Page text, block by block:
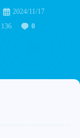
2024/11/17
136 0